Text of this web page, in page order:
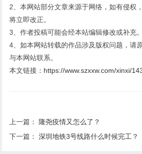
2、本网站部分文章来源于网络，如有侵权
将立即改正。
3、作者投稿可能会经本站编辑修改或补充。
4、如本网站转载的作品涉及版权问题，请
与本网站联系。
本文链接： https://www.szxxw.com/xinxi/
上一篇： 隆尧疫情又怎么了？
下一篇：深圳地铁3号线路什么时候完工？